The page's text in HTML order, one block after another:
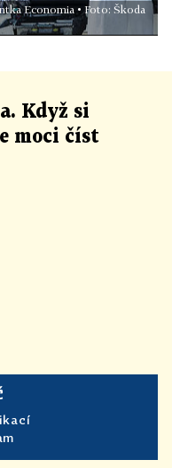
Economia • Foto: Škoda
Když si
moci číst